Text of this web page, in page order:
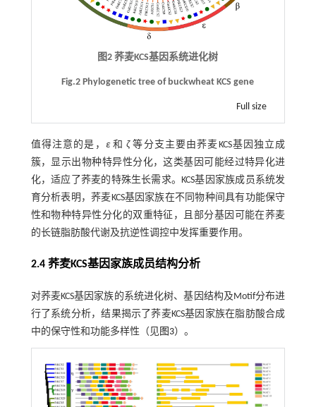
图2 荞麦KCS基因系统进化树
Fig.2 Phylogenetic tree of buckwheat KCS gene
Full size
值得注意的是， ε和ζ等分支主要由荞麦KCS基因独立成
簇，显示出物种特异性分化，这类基因可能经过特异化进
化，适应了荞麦的特殊生长需求。KCS基因家族成员系统发
育分析表明，荞麦KCS基因家族在不同物种间具有功能保守
性和物种特异性分化的双重特征，且部分基因可能在荞麦
的长链脂肪酸代谢及抗逆性调控中发挥重要作用。
2.4 荞麦KCS基因家族成员结构分析
对荞麦KCS基因家族的系统进化树、基因结构及Motif分布进
行了系统分析，结果揭示了荞麦KCS基因家族在脂肪酸合成
中的保守性和功能多样性（见图3）。